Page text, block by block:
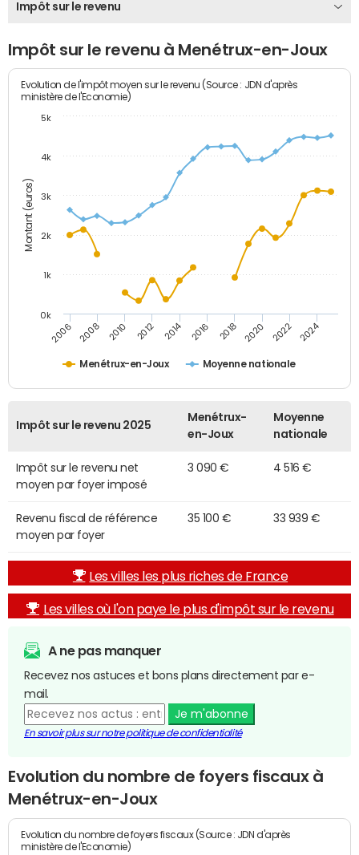
Impôt sur le revenu
Impôt sur le revenu à Menétrux-en-Joux
Montant (euros)
Evolution de l'impôt moyen sur le revenu (Source : JDN d'après
ministère de l'Economie)
Menétrux-en-Joux Moyenne nationale
2006 2008 2010 2012 2014 2016 2018 2020 2022 2024
0k
1k
2k
3k
4k
5k
Impôt sur le revenu 2025
Menétrux-
en-Joux
Moyenne
nationale
Impôt sur le revenu net
moyen par foyer imposé
3 090 € 4 516 €
Revenu fiscal de référence
moyen par foyer
35 100 € 33 939 €
Les villes les plus riches de France
Les villes où l'on paye le plus d'impôt sur le revenu
A ne pas manquer
Recevez nos astuces et bons plans directement par e-
mail.
Je m'abonne
En savoir plus sur notre politique de confidentialité
Evolution du nombre de foyers fiscaux à
Menétrux-en-Joux
Evolution du nombre de foyers fiscaux (Source : JDN d'après
ministère de l'Economie)